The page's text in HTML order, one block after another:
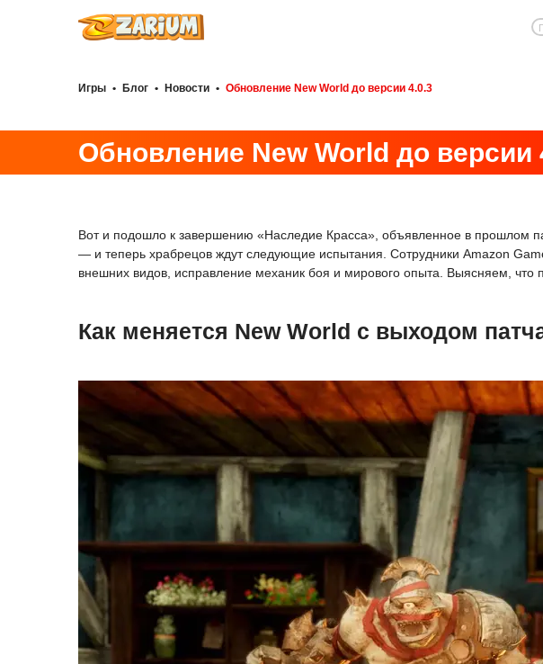
Игры • Блог • Новости • Обновление New World до версии 4.0.3
Обновление New World до версии
Вот и подошло к завершению «Наследие Красса», объявленное в прошлом
— и теперь храбрецов ждут следующие испытания. Сотрудники Amazon
внешних видов, исправление механик боя и мирового опыта. Выясняем, что
Как меняется New World с выходом